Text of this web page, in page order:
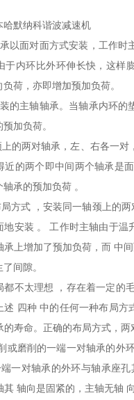
哈默纳科谐波减速机
以面对面方式安装，工作时
于内环比外环伸长快，这样
荷，亦即增加预加负荷。
的主轴轴承。当轴承内环的
加负荷。
的两对轴承，左、右各一对
近的两个即中间两个轴承是
承的预加负荷 。
方式 ，安装同一轴颈上的
地安装 。 工作时主轴由于温
承上增加了预加负荷，而 中
间隙。
都不太理想 ，存在着一定的
述 四种 中的任何一种布局方
的寿命。正确的布局方式，
或磨削的一端一对轴承的外
一对轴承的外环与轴承座
其 轴向是固紧的，主轴无轴